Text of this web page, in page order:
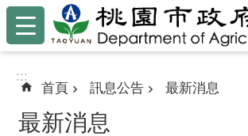
跳到主要內容區塊
:::
:::
首頁 訊息公告 最新消息
最新消息